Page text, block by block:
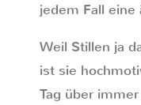
jedem Fall
Weil Stillen ja
ist sie
Tag über